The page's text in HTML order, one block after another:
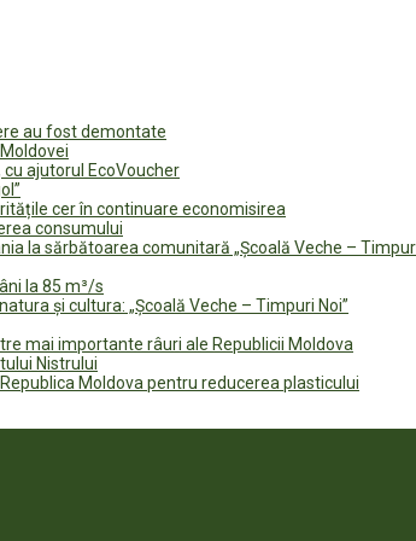
au fost demontate
ajutorul EcoVoucher
cer în continuare economisirea
consumului
la sărbătoarea comunitară „Școală Veche –
la 85 m³/s
și cultura: „Școală Veche – Timpuri Noi”
mai importante râuri ale Republicii Moldova
Nistrului
Moldova pentru reducerea plasticului